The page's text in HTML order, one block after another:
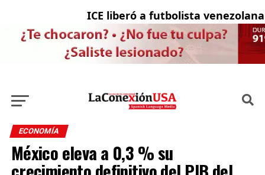
ICE liberó a futbolista venezolana
ECONOMÍA
México eleva a 0,3 % su